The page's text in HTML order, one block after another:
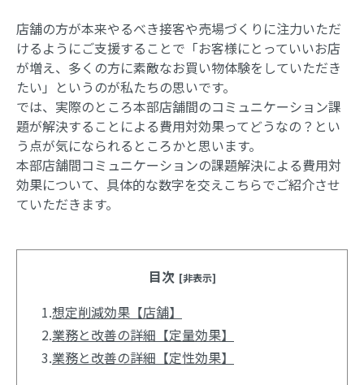
店舗の方が本来やるべき接客や売場づくりに注力いただ
けるようにご支援することで「お客様にとっていいお店
が増え、多くの方に素敵なお買い物体験をしていただき
たい」というのが私たちの思いです。
では、実際のところ本部店舗間のコミュニケーション課
題が解決することによる費用対効果ってどうなの？とい
う点が気になられるところかと思います。
本部店舗間コミュニケーションの課題解決による費用対
効果について、具体的な数字を交えこちらでご紹介させ
ていただきます。
目次 [非表示]
1.想定削減効果【店舗】
2.業務と改善の詳細【定量効果】
3.業務と改善の詳細【定性効果】